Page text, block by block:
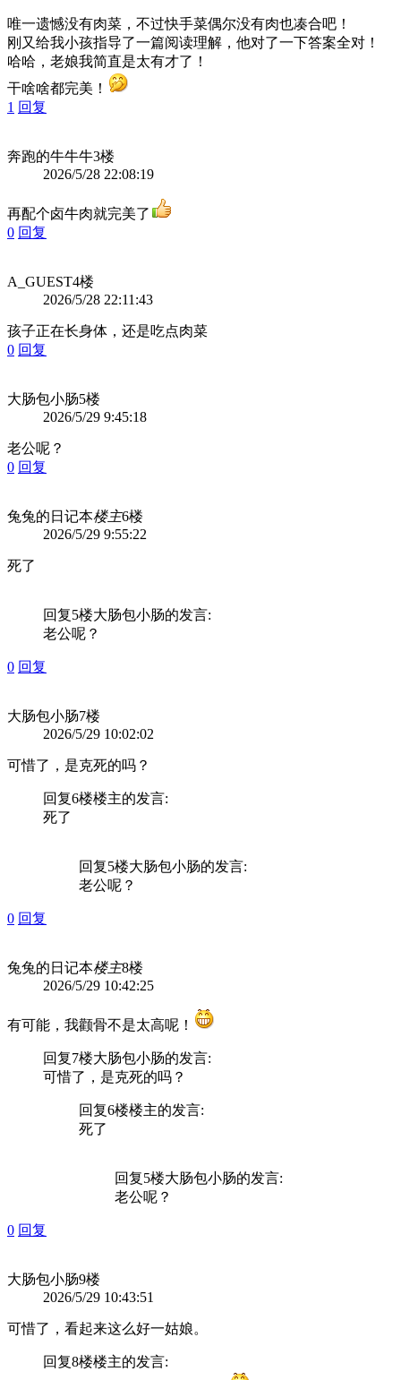
唯一遗憾没有肉菜，不过快手菜偶尔没有肉也凑合吧！
刚又给我小孩指导了一篇阅读理解，他对了一下答案全对！
哈哈，老娘我简直是太有才了！
干啥啥都完美！
1 回复
奔跑的牛牛牛3楼
2026/5/28 22:08:19
再配个卤牛肉就完美了
0 回复
A_GUEST4楼
2026/5/28 22:11:43
孩子正在长身体，还是吃点肉菜
0 回复
大肠包小肠5楼
2026/5/29 9:45:18
老公呢？
0 回复
兔兔的日记本楼主6楼
2026/5/29 9:55:22
死了
回复5楼大肠包小肠的发言:
老公呢？
0 回复
大肠包小肠7楼
2026/5/29 10:02:02
可惜了，是克死的吗？
回复6楼楼主的发言:
死了
回复5楼大肠包小肠的发言:
老公呢？
0 回复
兔兔的日记本楼主8楼
2026/5/29 10:42:25
有可能，我颧骨不是太高呢！
回复7楼大肠包小肠的发言:
可惜了，是克死的吗？
回复6楼楼主的发言:
死了
回复5楼大肠包小肠的发言:
老公呢？
0 回复
大肠包小肠9楼
2026/5/29 10:43:51
可惜了，看起来这么好一姑娘。
回复8楼楼主的发言: